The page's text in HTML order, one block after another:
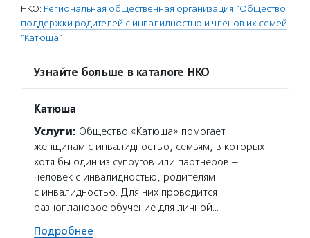
НКО: Региональная общественная организация "Общество
поддержки родителей с инвалидностью и членов их семей
"Катюша"
Узнайте больше в каталоге НКО
Катюша
Услуги: Общество «Катюша» помогает
женщинам с инвалидностью, семьям, в которых
хотя бы один из супругов или партнеров –
человек с инвалидностью, родителям
с инвалидностью. Для них проводится
разноплановое обучение для личной…
Подробнее